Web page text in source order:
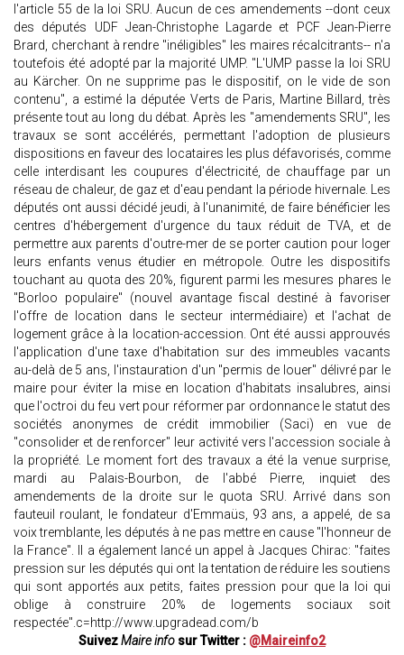
l'article 55 de la loi SRU. Aucun de ces amendements --dont ceux
des députés UDF Jean-Christophe Lagarde et PCF Jean-Pierre
Brard, cherchant à rendre "inéligibles" les maires récalcitrants-- n'a
toutefois été adopté par la majorité UMP. "L'UMP passe la loi SRU
au Kärcher. On ne supprime pas le dispositif, on le vide de son
contenu", a estimé la députée Verts de Paris, Martine Billard, très
présente tout au long du débat. Après les "amendements SRU", les
travaux se sont accélérés, permettant l'adoption de plusieurs
dispositions en faveur des locataires les plus défavorisés, comme
celle interdisant les coupures d'électricité, de chauffage par un
réseau de chaleur, de gaz et d'eau pendant la période hivernale. Les
députés ont aussi décidé jeudi, à l'unanimité, de faire bénéficier les
centres d'hébergement d'urgence du taux réduit de TVA, et de
permettre aux parents d'outre-mer de se porter caution pour loger
leurs enfants venus étudier en métropole. Outre les dispositifs
touchant au quota des 20%, figurent parmi les mesures phares le
"Borloo populaire" (nouvel avantage fiscal destiné à favoriser
l'offre de location dans le secteur intermédiaire) et l'achat de
logement grâce à la location-accession. Ont été aussi approuvés
l'application d'une taxe d'habitation sur des immeubles vacants
au-delà de 5 ans, l'instauration d'un "permis de louer" délivré par le
maire pour éviter la mise en location d'habitats insalubres, ainsi
que l'octroi du feu vert pour réformer par ordonnance le statut des
sociétés anonymes de crédit immobilier (Saci) en vue de
"consolider et de renforcer" leur activité vers l'accession sociale à
la propriété. Le moment fort des travaux a été la venue surprise,
mardi au Palais-Bourbon, de l'abbé Pierre, inquiet des
amendements de la droite sur le quota SRU. Arrivé dans son
fauteuil roulant, le fondateur d'Emmaüs, 93 ans, a appelé, de sa
voix tremblante, les députés à ne pas mettre en cause "l'honneur de
la France". Il a également lancé un appel à Jacques Chirac: "faites
pression sur les députés qui ont la tentation de réduire les soutiens
qui sont apportés aux petits, faites pression pour que la loi qui
oblige à construire 20% de logements sociaux soit
respectée".c=http://www.upgradead.com/b
SuivezMaire info sur Twitter : @Maireinfo2